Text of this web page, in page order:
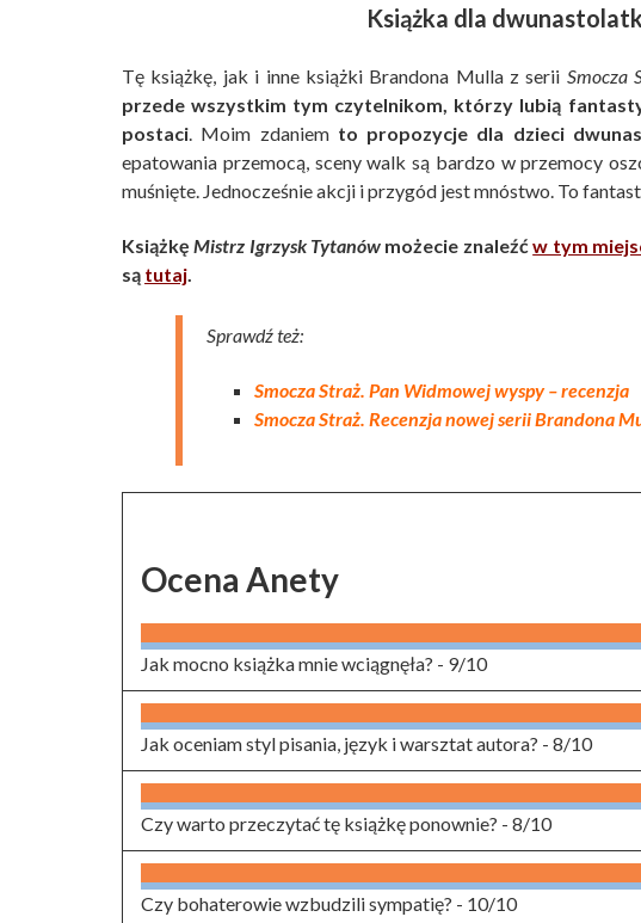
Książka dla
Tę książkę, jak i inne książki Brandona Mulla z serii Smocza
przede wszystkim tym czytelnikom, którzy lubią
postaci. Moim zdaniem to propozycje dla dzieci
epatowania przemocą, sceny walk są bardzo w przemocy
muśnięte. Jednocześnie akcji i przygód jest mnóstwo. To
KsiążkęMistrz Igrzysk Tytanów możecie znaleźćw tym
są tutaj.
Sprawdź też:
Smocza Straż. Pan Widmowej wyspy – recenzja
Smocza Straż. Recenzja nowej serii Brandona
Ocena Anety
Jak mocno książka mnie wciągnęła? - 9/10
Jak oceniam styl pisania, język i warsztat autora? - 8/10
Czy warto przeczytać tę książkę ponownie? - 8/10
Czy bohaterowie wzbudzili sympatię? - 10/10